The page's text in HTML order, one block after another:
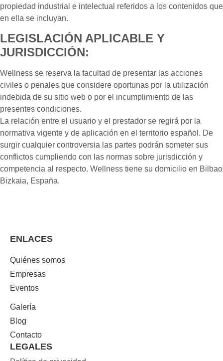
propiedad industrial e intelectual referidos a los contenidos que
en ella se incluyan.
LEGISLACIÓN APLICABLE Y
JURISDICCIÓN:
Wellness se reserva la facultad de presentar las acciones
civiles o penales que considere oportunas por la utilización
indebida de su sitio web o por el incumplimiento de las
presentes condiciones.
La relación entre el usuario y el prestador se regirá por la
normativa vigente y de aplicación en el territorio español. De
surgir cualquier controversia las partes podrán someter sus
conflictos cumpliendo con las normas sobre jurisdicción y
competencia al respecto. Wellness tiene su domicilio en Bilbao
Bizkaia, España.
ENLACES
Quiénes somos
Empresas
Eventos
Galería
Blog
Contacto
LEGALES